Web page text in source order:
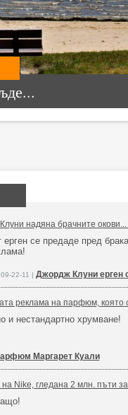
надяна брачните окови...
ерген се предаде пред
22-11 | Джордж Клуни ерген
реклама на парфюм, която
и нестандартно хрумване!
Маргарет Куали
на Nike, гледана 2 млн. пъти